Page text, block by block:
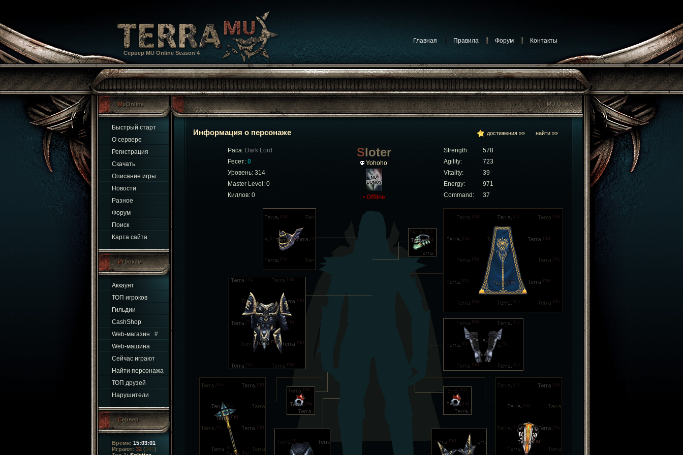
Сервер MU Online Season 4
Главная Правила Форум Контакты
MuOnline
Быстрый старт
О сервере
Регистрация
Скачать
Описание игры
Новости
Разное
Форум
Поиск
Карта сайта
Игрокам
Аккаунт
ТОП игроков
Гильдии
CashShop
Web-магазин
#
Web-машина
Сейчас играют
Найти персонажа
ТОП друзей
Нарушители
Сервер
Время: 15:03:01
Играют: 32 (247)
Информация о персонаже достижения »» найти »»
Раса: Dark Lord Sloter
Yohoho
• Offline
Strength:
578
Ресет: 0 Agility:
723
Уровень: 314
Vitality:
39
Master Level: 0
Energy:
971
Киллов: 0
Command: 37